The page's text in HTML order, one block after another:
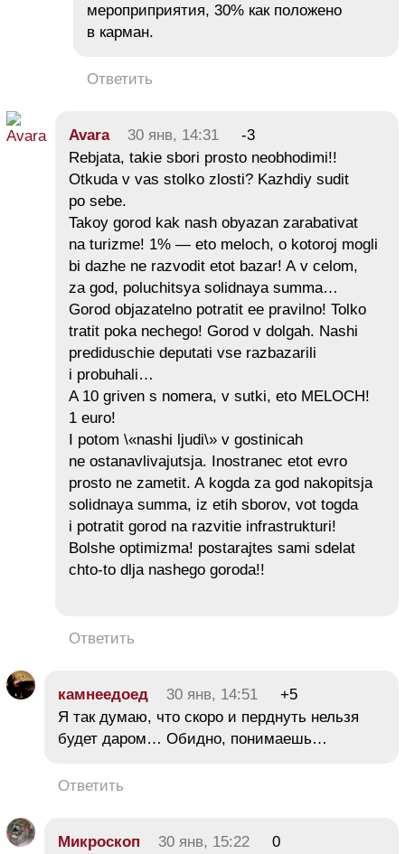
мероприприятия, 30% как положено
в карман.
Ответить
Avara 30 янв, 14:31
-3
Rebjata, takie sbori prosto neobhodimi!!
Otkuda v vas stolko zlosti? Kazhdiy sudit
po sebe.
Takoy gorod kak nash obyazan zarabativat
na turizme! 1% — eto meloch, o kotoroj mogli
bi dazhe ne razvodit etot bazar! A v celom,
za god, poluchitsya solidnaya summa…
Gorod objazatelno potratit ee pravilno! Tolko
tratit poka nechego! Gorod v dolgah. Nashi
prediduschie deputati vse razbazarili
i probuhali…
A 10 griven s nomera, v sutki, eto MELOCH!
1 euro!
I potom \«nashi ljudi\» v gostinicah
ne ostanavlivajutsja. Inostranec etot evro
prosto ne zametit. A kogda za god nakopitsja
solidnaya summa, iz etih sborov, vot togda
i potratit gorod na razvitie infrastrukturi!
Bolshe optimizma! postarajtes sami sdelat
chto-to dlja nashego goroda!!
Ответить
камнеедоед 30 янв, 14:51
+5
Я так думаю, что скоро и перднуть нельзя
будет даром… Обидно, понимаешь…
Ответить
Микроскоп 30 янв, 15:22
0